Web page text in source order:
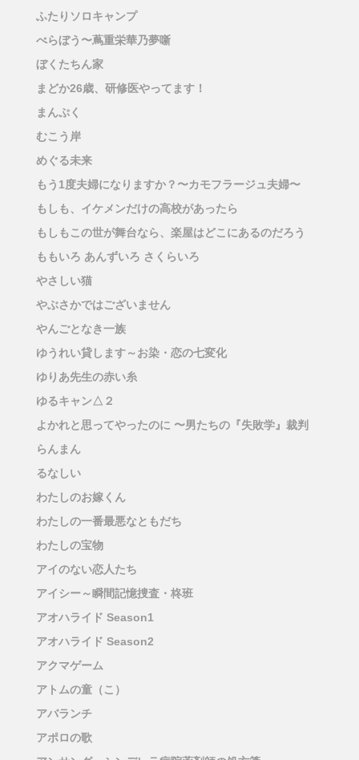
ふたりソロキャンプ
べらぼう〜蔦重栄華乃夢噺
ぼくたちん家
まどか26歳、研修医やってます！
まんぷく
むこう岸
めぐる未来
もう1度夫婦になりますか？〜カモフラージュ夫婦〜
もしも、イケメンだけの高校があったら
もしもこの世が舞台なら、楽屋はどこにあるのだろう
ももいろ あんずいろ さくらいろ
やさしい猫
やぶさかではございません
やんごとなき一族
ゆうれい貸します～お染・恋の七変化
ゆりあ先生の赤い糸
ゆるキャン△２
よかれと思ってやったのに 〜男たちの『失敗学』裁判
らんまん
るなしい
わたしのお嫁くん
わたしの一番最悪なともだち
わたしの宝物
アイのない恋人たち
アイシー～瞬間記憶捜査・柊班
アオハライド Season1
アオハライド Season2
アクマゲーム
アトムの童（こ）
アバランチ
アポロの歌